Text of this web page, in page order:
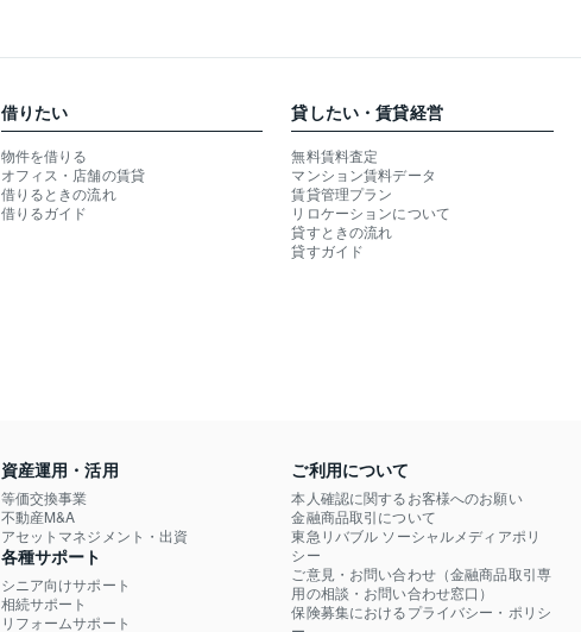
借りたい
物件を借りる
オフィス・店舗の賃貸
借りるときの流れ
借りるガイド
貸したい・賃貸経営
無料賃料査定
マンション賃料データ
賃貸管理プラン
リロケーションについて
貸すときの流れ
貸すガイド
資産運用・活用
等価交換事業
不動産M&A
アセットマネジメント・出資
各種サポート
シニア向けサポート
相続サポート
リフォームサポート
ご利用について
本人確認に関するお客様へのお願い
金融商品取引について
東急リバブル ソーシャルメディアポリ
シー
ご意見・お問い合わせ（金融商品取引専
用の相談・お問い合わせ窓口）
保険募集におけるプライバシー・ポリシ